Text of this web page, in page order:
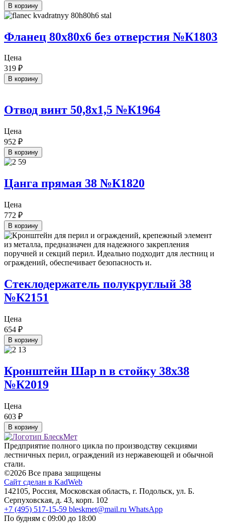
В корзину
Фланец 80х80х6 без отверстия №К1803
Цена
319 ₽
В корзину
Отвод винт 50,8х1,5 №К1964
Цена
952 ₽
В корзину
Цанга прямая 38 №К1820
Цена
772 ₽
В корзину
Стеклодержатель полукруглый 38
№К2151
Цена
654 ₽
В корзину
Кронштейн Шар n в стойку 38х38
№К2019
Цена
603 ₽
В корзину
Предприятие полного цикла по производству секциями
лестничных перил, ограждений из нержавеющей и обычной
стали.
©2026 Все права защищены
Сайт сделан в KadWeb
142105, Россия, Московская область, г. Подольск, ул. Б.
Серпуховская, д. 43, корп. 102
+7 (495) 517-15-59 bleskmet@mail.ru WhatsApp
По будням с 09:00 до 18:00